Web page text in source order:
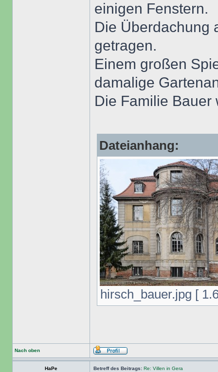
einigen Fenstern.
Die Überdachung
getragen.
Einem großen
damalige
Die Familie Bauer
Dateianhang:
hirsch_bauer.jpg [
Nach oben
HaPe Betreff des Beitrags: Re: Villen in Gera